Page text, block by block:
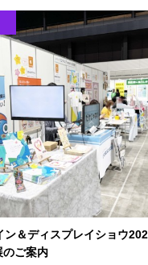
ン＆ディスプレイショウ
のご案内